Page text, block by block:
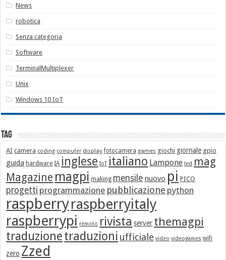
News
robotica
Senza categoria
Software
TerminalMultiplexer
Unix
Windows 10 IoT
Tag
AI camera coding computer display fotocamera games giochi giornale gpio
guida hardware IA inglese IoT italiano Lampone led mag
Magazine magpi making mensile nuovo pi PICO
progetti programmazione pubblicazione python
raspberryraspberryitaly
raspberrypi remoto rivista server themagpi
traduzionetraduzioni ufficiale video videogames wifi
zero Zzed